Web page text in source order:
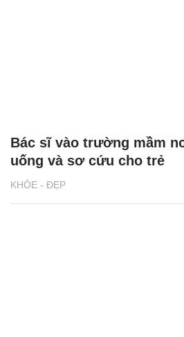
KHỎE - ĐẸP
Bác sĩ vào trường mầm
uống và sơ cứu cho trẻ